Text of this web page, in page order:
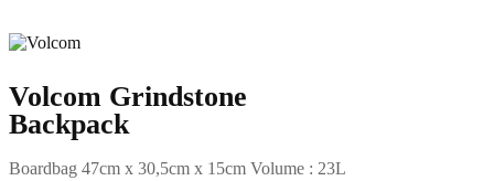
Volcom Grindstone
Backpack
Boardbag 47cm x 30,5cm x 15cm Volume : 23L